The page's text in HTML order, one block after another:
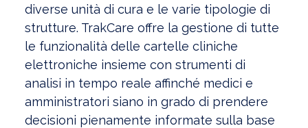
diverse unità di cura e le varie tipologie di
strutture. TrakCare offre la gestione di tutte
le funzionalità delle cartelle cliniche
elettroniche insieme con strumenti di
analisi in tempo reale affinché medici e
amministratori siano in grado di prendere
decisioni pienamente informate sulla base